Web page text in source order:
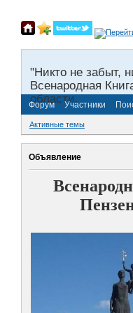
"Никто не забыт,
Всенародная
области.
Форум Участники
Активные темы
Объявление